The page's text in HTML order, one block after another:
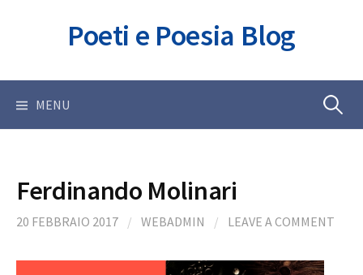
Poeti e Poesia Blog
MENU Ricerca
Ferdinando Molinari
20 FEBBRAIO 2017 / WEBADMIN / LEAVE A COMMENT